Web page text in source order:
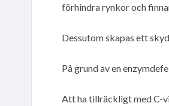
förhindra rynkor och
Dessutom skapas ett
På grund av en
Att ha tillräckligt med C-